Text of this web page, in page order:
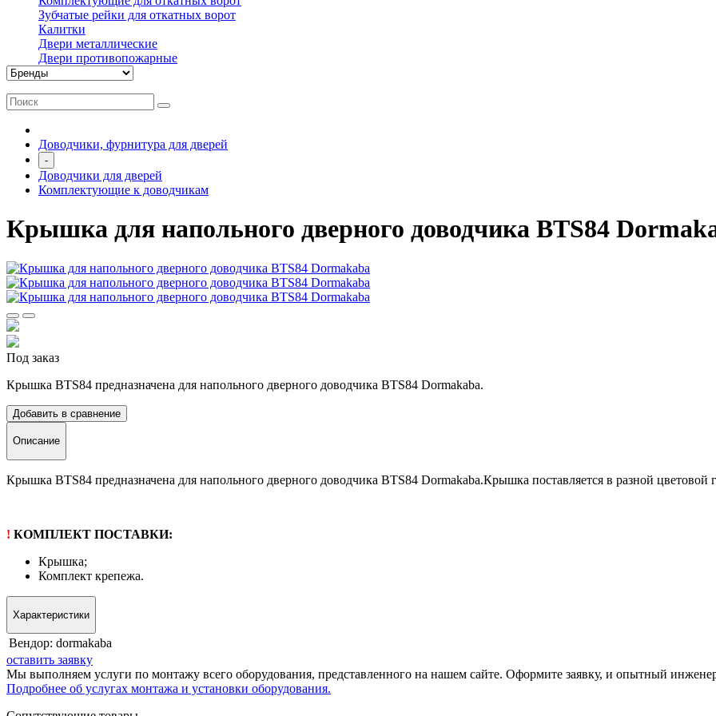
Зубчатые рейки для откатных ворот
Калитки
Двери металлические
Двери противопожарные
Доводчики, фурнитура для дверей
-
Доводчики для дверей
Комплектующие к доводчикам
Крышка для напольного дверного доводчика BTS84
Под заказ
Крышка BTS84 предназначена для напольного дверного доводчика BTS84 Dormakaba.
Добавить в сравнение
Описание
Крышка BTS84 предназначена для напольного дверного доводчика BTS84 Dormakaba.Крышка поставляется в разной
! КОМПЛЕКТ ПОСТАВКИ:
Крышка;
Комплект крепежа.
Характеристики
Вендор: dormakaba
оставить заявку
Мы выполняем услуги по монтажу всего оборудования, представленного на нашем сайте. Оформите заявку, и опытный
Подробнее об услугах монтажа и установки оборудования.